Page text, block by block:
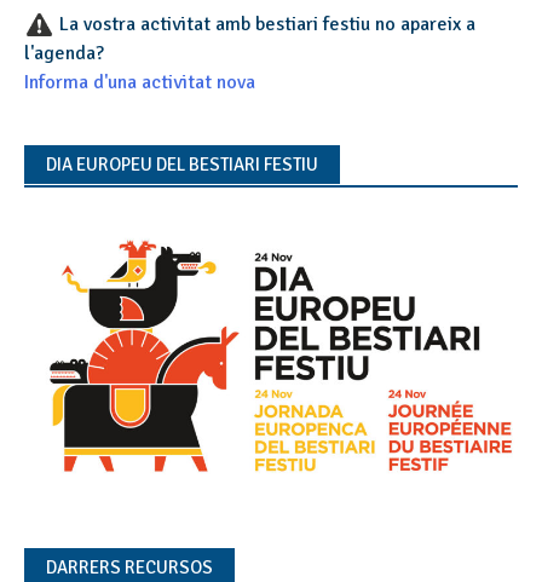
La vostra activitat amb bestiari festiu no apareix a
l'agenda?
Informa d'una activitat nova
DIA EUROPEU DEL BESTIARI FESTIU
DARRERS RECURSOS